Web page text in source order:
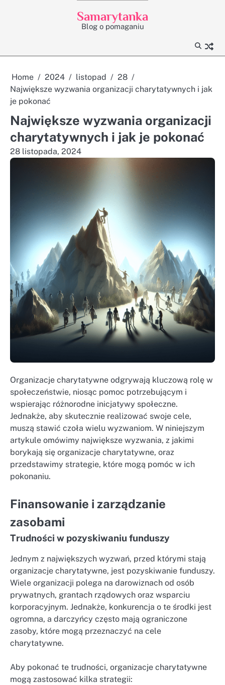
Samarytanka
Blog o pomaganiu
Home 2024 listopad
28
Największe wyzwania organizacji charytatywnych i jak
je pokonać
Największe wyzwania organizacji
charytatywnych i jak je pokonać
28 listopada, 2024
Organizacje charytatywne odgrywają kluczową rolę w
społeczeństwie, niosąc pomoc potrzebującym i
wspierając różnorodne inicjatywy społeczne.
Jednakże, aby skutecznie realizować swoje cele,
muszą stawić czoła wielu wyzwaniom. W niniejszym
artykule omówimy największe wyzwania, z jakimi
borykają się organizacje charytatywne, oraz
przedstawimy strategie, które mogą pomóc w ich
pokonaniu.
Finansowanie i zarządzanie
zasobami
Trudności w pozyskiwaniu funduszy
Jednym z największych wyzwań, przed którymi stają
organizacje charytatywne, jest pozyskiwanie funduszy.
Wiele organizacji polega na darowiznach od osób
prywatnych, grantach rządowych oraz wsparciu
korporacyjnym. Jednakże, konkurencja o te środki jest
ogromna, a darczyńcy często mają ograniczone
zasoby, które mogą przeznaczyć na cele
charytatywne.
Aby pokonać te trudności, organizacje charytatywne
mogą zastosować kilka strategii: